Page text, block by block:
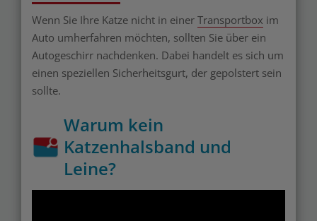
Wenn Sie Ihre Katze nicht in einer Transportbox im
Auto umherfahren möchten, sollten Sie über ein
Autogeschirr nachdenken. Dabei handelt es sich um
einen speziellen Sicherheitsgurt, der gepolstert sein
sollte.
Warum kein
Katzenhalsband und
Leine?